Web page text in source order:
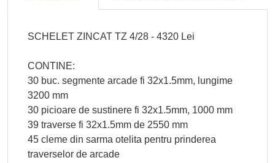
SCHELET ZINCAT TZ 4/28 - 4320 Lei
CONTINE:
30 buc. segmente arcade fi 32x1.5mm, lungime
3200 mm
30 picioare de sustinere fi 32x1.5mm, 1000 mm
39 traverse fi 32x1.5mm de 2550 mm
45 cleme din sarma otelita pentru prinderea
traverselor de arcade
VIZUALIZARE RAPIDA